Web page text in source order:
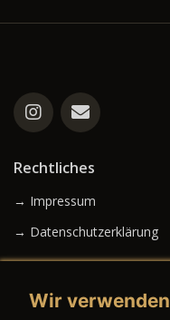
Rechtliches
→ Impressum
→ Datenschutzerklärung
Wir